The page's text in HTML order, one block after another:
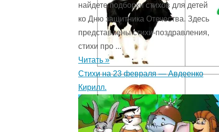
найдете подборки стихов для детей
ко Дню защитника Отечества. Здесь
представлены стихи-поздравления,
стихи про ...
Читать »
Стихи на 23 февраля — Авдеенко
Кирилл.